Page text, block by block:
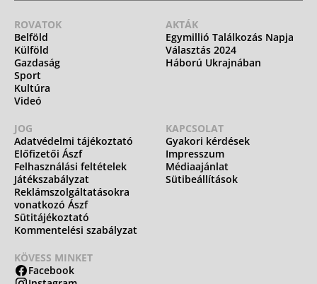
ROVATOK
Belföld
Külföld
Gazdaság
Sport
Kultúra
Videó
AKTÁK
Egymillió Találkozás Napja
Választás 2024
Háború Ukrajnában
JOG
Adatvédelmi tájékoztató
Előfizetői Ászf
Felhasználási feltételek
Játékszabályzat
Reklámszolgáltatásokra
vonatkozó Ászf
Sütitájékoztató
Kommentelési szabályzat
KAPCSOLAT
Gyakori kérdések
Impresszum
Médiaajánlat
Sütibeállítások
KÖVESS MINKET
Facebook